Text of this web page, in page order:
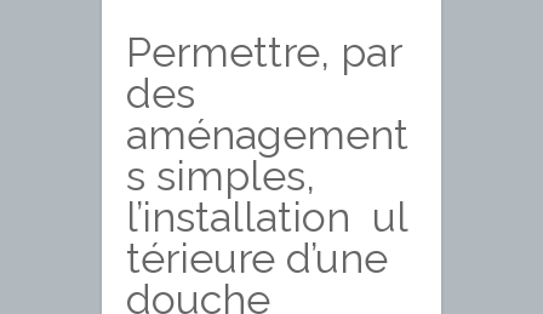
Permettre, par
des
aménagement
s simples,
l’installation ul
térieure d’une
douche